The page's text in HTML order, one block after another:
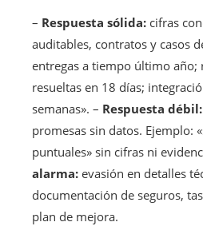
– Respuesta sólida: cifras
auditables, contratos y casos
entregas a tiempo último año;
resueltas en 18 días;
semanas». – Respuesta débil:
promesas sin datos. Ejemplo:
puntuales» sin cifras ni
alarma: evasión en detalles
documentación de seguros,
plan de mejora.